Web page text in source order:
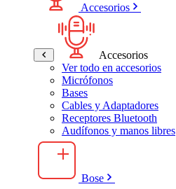
Accesorios
Accesorios
Ver todo en accesorios
Micrófonos
Bases
Cables y Adaptadores
Receptores Bluetooth
Audífonos y manos libres
Bose